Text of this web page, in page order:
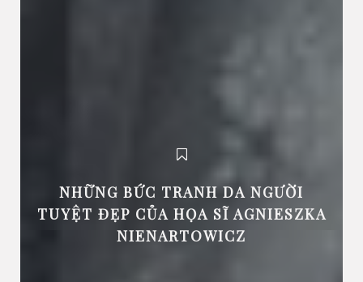
NHỮNG BỨC TRANH DA NGƯỜI
TUYỆT ĐẸP CỦA HỌA SĨ AGNIESZKA
NIENARTOWICZ